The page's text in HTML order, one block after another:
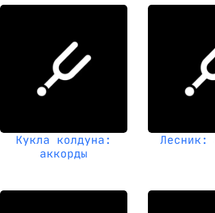
Кукла колдуна:
аккорды
Лесник: